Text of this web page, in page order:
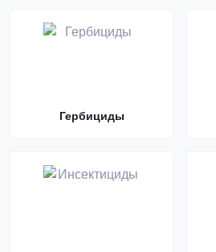
Гербициды